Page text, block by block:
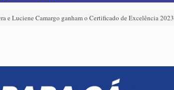
e Luciene Camargo ganham o Certificado de Excelência 2023